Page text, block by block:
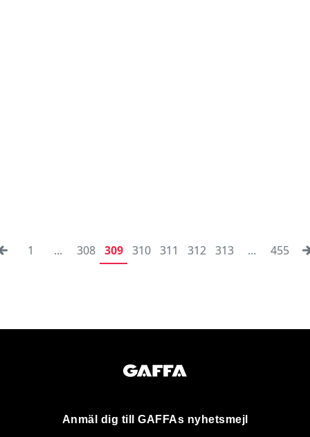
1 ... 308 309 310 311 312 313 ... 455
Anmäl dig till GAFFAs nyhetsmejl